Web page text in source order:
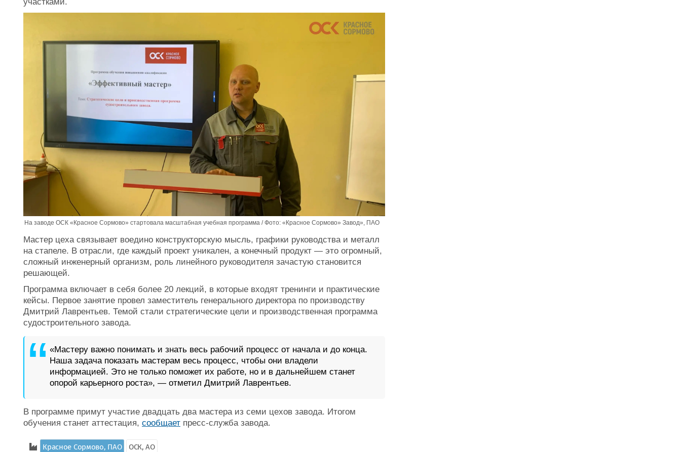
На заводе ОСК «Красное Сормово» стартовала масштабная учебная программа / Фото: «Красное Сормово» Завод», ПАО
Мастер цеха связывает воедино конструкторскую мысль, графики руководства и металл
на стапеле. В отрасли, где каждый проект уникален, а конечный продукт — это огромный,
сложный инженерный организм, роль линейного руководителя зачастую становится
решающей.
Программа включает в себя более 20 лекций, в которые входят тренинги и практические
кейсы. Первое занятие провел заместитель генерального директора по производству
Дмитрий Лаврентьев. Темой стали стратегические цели и производственная программа
судостроительного завода.
«Мастеру важно понимать и знать весь рабочий процесс от начала и до конца.
Наша задача показать мастерам весь процесс, чтобы они владели
информацией. Это не только поможет их работе, но и в дальнейшем станет
опорой карьерного роста», — отметил Дмитрий Лаврентьев.
В программе примут участие двадцать два мастера из семи цехов завода. Итогом
обучения станет аттестация, сообщает пресс-служба завода.
Красное Сормово, ПАО
ОСК, АО